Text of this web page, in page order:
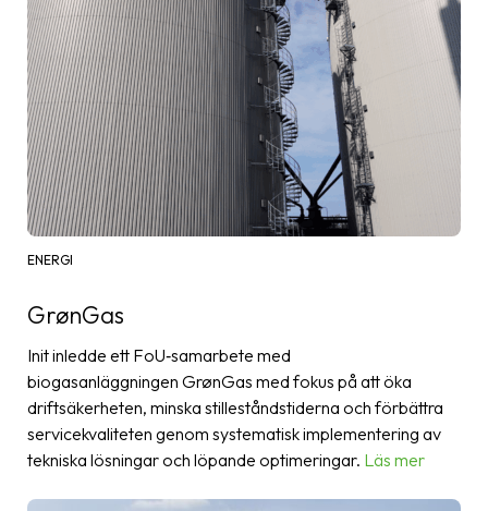
ENERGI
GrønGas
Init inledde ett FoU‑samarbete med
biogasanläggningen GrønGas med fokus på att öka
driftsäkerheten, minska stilleståndstiderna och förbättra
servicekvaliteten genom systematisk implementering av
tekniska lösningar och löpande optimeringar. Läs mer